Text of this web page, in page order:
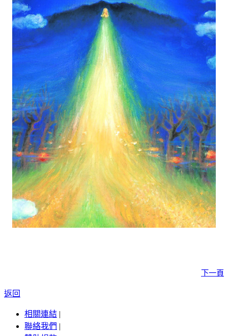
下一頁
返回
相關連結 |
聯絡我們 |